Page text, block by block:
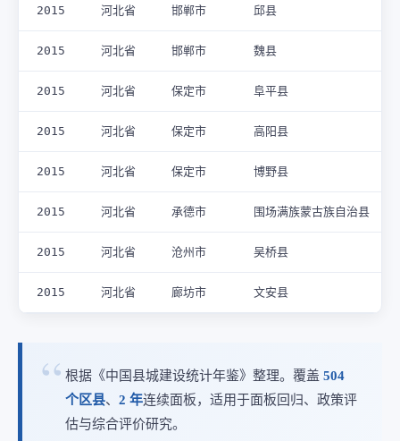
2015 河北省 邯郸市 邱县
2015 河北省 邯郸市 魏县
2015 河北省 保定市 阜平县
2015 河北省 保定市 高阳县
2015 河北省 保定市 博野县
2015 河北省 承德市 围场满族蒙古族自治县
2015 河北省 沧州市 吴桥县
2015 河北省 廊坊市 文安县
根据《中国县城建设统计年鉴》整理。覆盖 504
个区县、 2 年连续面板，适用于面板回归、政策评
估与综合评价研究。